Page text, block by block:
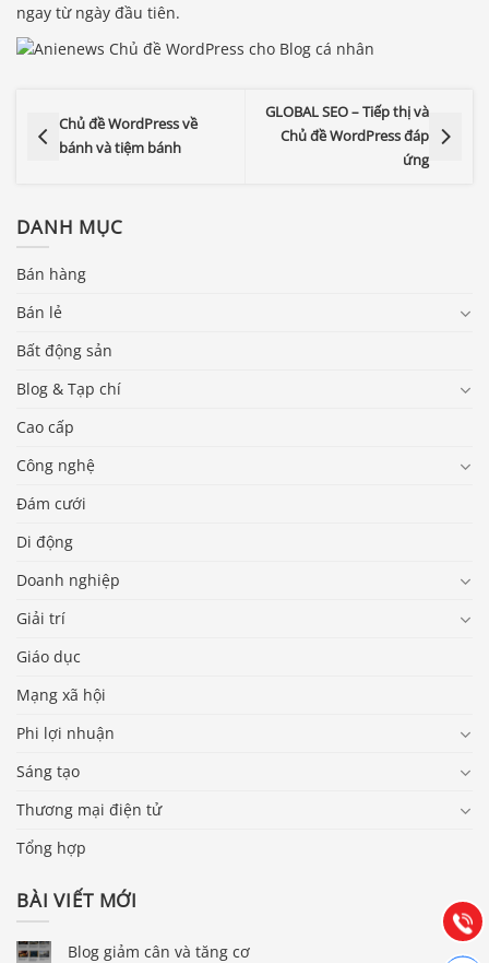
ngay từ ngày đầu tiên.
Chủ đề WordPress về
bánh và tiệm bánh
GLOBAL SEO – Tiếp thị và
Chủ đề WordPress đáp
ứng
DANH MỤC
Bán hàng
Bán lẻ
Bất động sản
Blog & Tạp chí
Cao cấp
Công nghệ
Đám cưới
Di động
Doanh nghiệp
Giải trí
Giáo dục
Mạng xã hội
Phi lợi nhuận
Sáng tạo
Thương mại điện tử
Tổng hợp
BÀI VIẾT MỚI
Blog giảm cân và tăng cơ
Gọi
(028) 22.166.144